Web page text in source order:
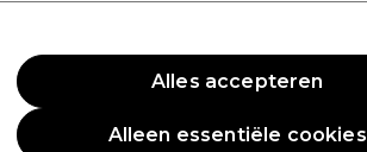
Professionele Awards
Alleen essentiële cookies
Alles accepteren